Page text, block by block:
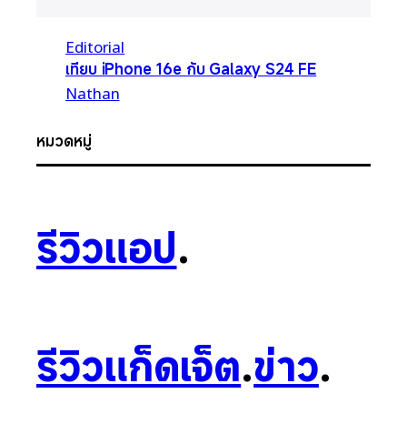
Editorial
เทียบ iPhone 16e กับ Galaxy S24 FE
Nathan
หมวดหมู่
รีวิวแอป.
รีวิวแก็ดเจ็ต.ข่าว.